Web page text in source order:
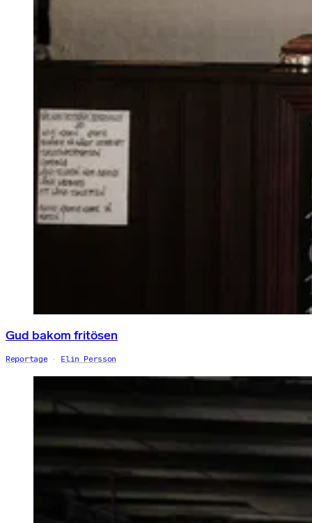
Gud bakom fritösen
Reportage Elin Persson